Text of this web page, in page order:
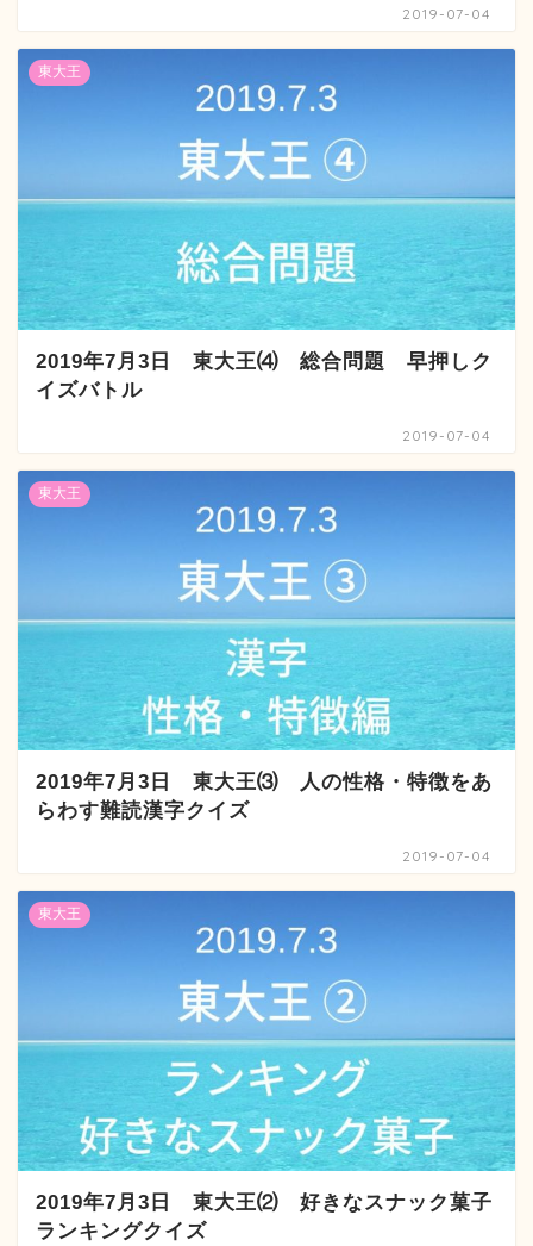
2019-07-04
東大王
2019年7月3日 東大王⑷ 総合問題 早押しク
イズバトル
2019-07-04
東大王
2019年7月3日 東大王⑶ 人の性格・特徴をあ
らわす難読漢字クイズ
2019-07-04
東大王
2019年7月3日 東大王⑵ 好きなスナック菓子
ランキングクイズ